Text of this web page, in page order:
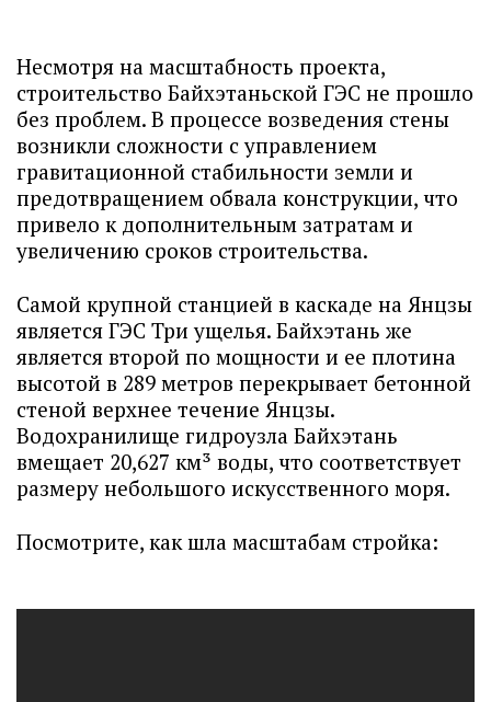
Несмотря на масштабность проекта,
строительство Байхэтаньской ГЭС не прошло
без проблем. В процессе возведения стены
возникли сложности с управлением
гравитационной стабильности земли и
предотвращением обвала конструкции, что
привело к дополнительным затратам и
увеличению сроков строительства.
Самой крупной станцией в каскаде на Янцзы
является ГЭС Три ущелья. Байхэтань же
является второй по мощности и ее плотина
высотой в 289 метров перекрывает бетонной
стеной верхнее течение Янцзы.
Водохранилище гидроузла Байхэтань
вмещает 20,627 км³ воды, что соответствует
размеру небольшого искусственного моря.
Посмотрите, как шла масштабам стройка: